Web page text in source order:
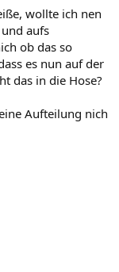
wollte ich nen
aufs
ob das so
es nun auf der
das in die Hose?
Aufteilung nich